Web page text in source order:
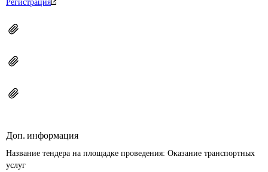
Регистрация
Доп. информация
Название тендера на площадке проведения: Оказание транспортных
услуг